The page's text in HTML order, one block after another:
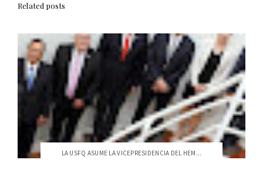
Related posts
LA USFQ ASUME LA VICEPRESIDENCIA DEL HEM...